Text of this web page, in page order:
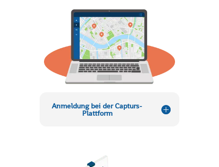
Anmeldung bei der Capturs-
Plattform